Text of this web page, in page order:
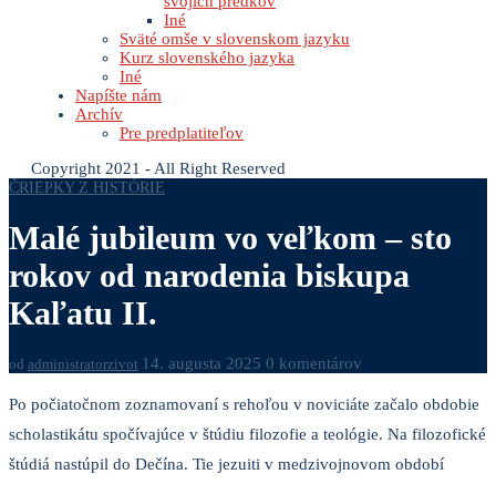
Iné
Sväté omše v slovenskom jazyku
Kurz slovenského jazyka
Iné
Napíšte nám
Archív
Pre predplatiteľov
Copyright 2021 - All Right Reserved
ČRIEPKY Z HISTÓRIE
Malé jubileum vo veľkom – sto
rokov od narodenia biskupa
Kaľatu II.
od administratorzivot 14. augusta 2025 0 komentárov
Po počiatočnom zoznamovaní s rehoľou v noviciáte začalo obdobie
scholastikátu spočívajúce v štúdiu filozofie a teológie. Na filozofické
štúdiá nastúpil do Dečína. Tie jezuiti v medzivojnovom období